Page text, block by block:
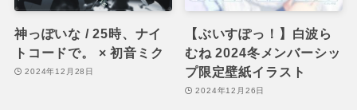
神っぽいな / 25時、ナイ
トコードで。 × 初音ミク
2024年12月28日
【ぶいすぽっ！】白波ら
むね 2024冬メンバーシッ
プ限定壁紙イラスト
2024年12月26日